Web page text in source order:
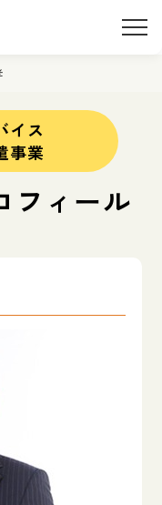
イス
事業
フィール